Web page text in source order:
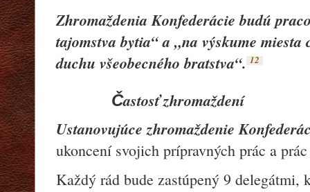
Zhromaždenia Konfederácie budú
tajomstva bytia“ a „na výskume miesta
duchu všeobecného bratstva“. 12
Častosťzhromaždení
Ustanovujúce zhromaždenie
ukoncení svojich prípravných prác a
Každý rád bude zastúpený 9 delegátmi,